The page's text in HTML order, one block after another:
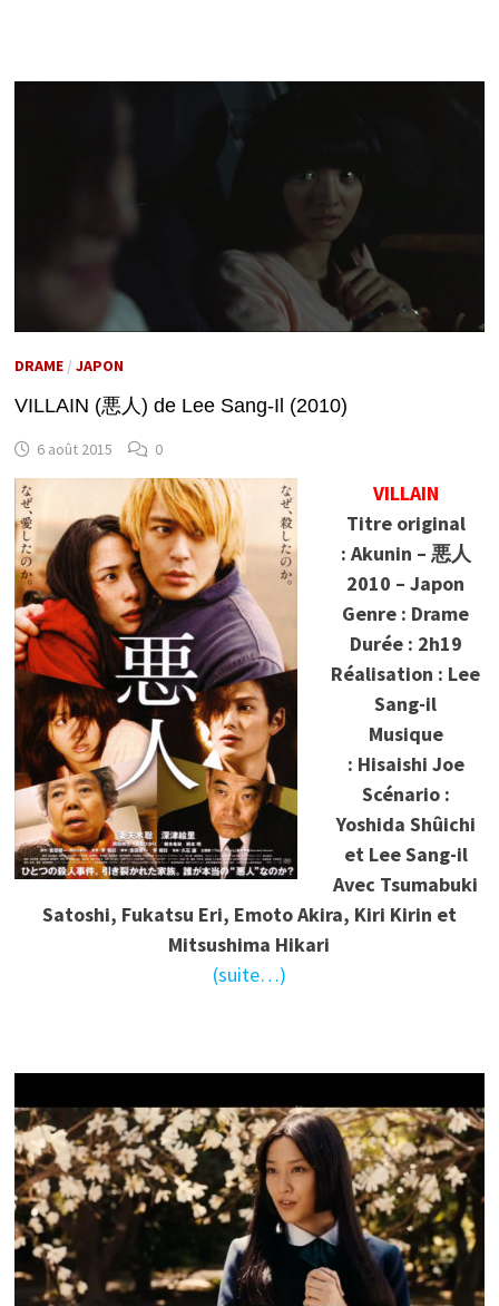
DRAME/ JAPON
VILLAIN (悪人) de Lee Sang-Il (2010)
6 août 2015 0
VILLAIN
Titre original
: Akunin – 悪人
2010 – Japon
Genre : Drame
Durée : 2h19
Réalisation : Lee
Sang-il
Musique
: Hisaishi Joe
Scénario :
Yoshida Shûichi
et Lee Sang-il
Avec Tsumabuki
Satoshi, Fukatsu Eri, Emoto Akira, Kiri Kirin et
Mitsushima Hikari
(suite…)